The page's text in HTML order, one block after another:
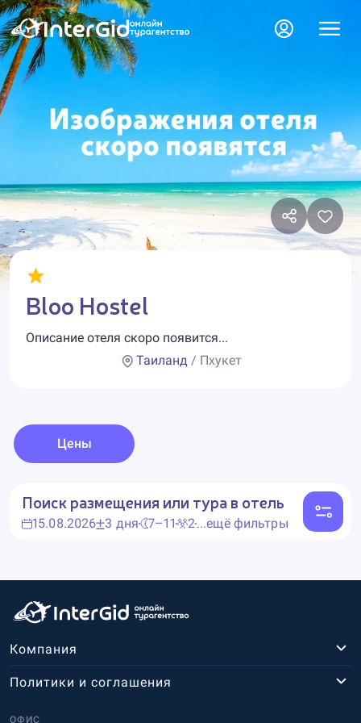
Bloo Hostel
Описание отеля скоро появится...
Таиланд / Пхукет
Цены
Поиск размещения или тура в отель
15.08.2026 3 дня 7–11 2...ещё фильтры
Компания
ОФИС
Политики и соглашения